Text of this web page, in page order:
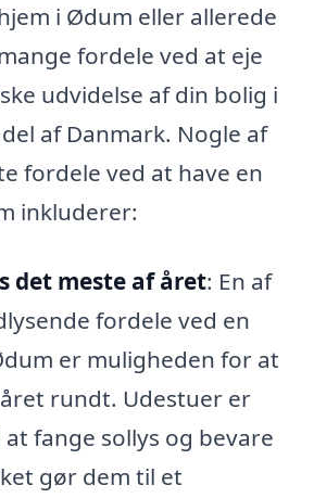
i Ødum eller allerede
fordele ved at eje
udvidelse af din bolig i
af Danmark. Nogle af
fordele ved at have en
inkluderer:
det meste af året: En af
fordele ved en
er muligheden for at
rundt. Udestuer er
fange sollys og bevare
gør dem til et